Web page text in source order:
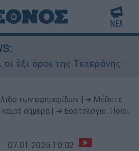
όροι της Τεχεράνης για τα
των εφημερίδων
➔ Μάθετε
σήμερα
➔ Εορτολόγιο: Ποιοι
07.01.2025 10:02